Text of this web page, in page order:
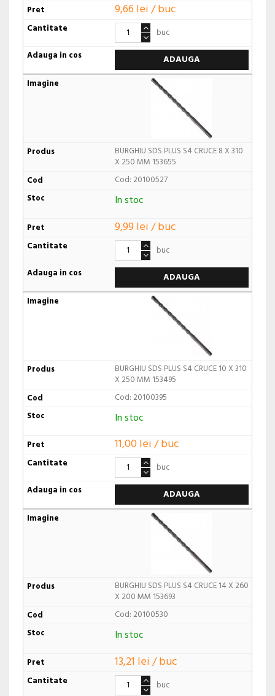
9,66 lei / buc
buc
ADAUGA
BURGHIU SDS PLUS S4 CRUCE 8 X 310
X 250 MM 153655
Cod: 20100527
In stoc
9,99 lei / buc
buc
ADAUGA
BURGHIU SDS PLUS S4 CRUCE 10 X 310
X 250 MM 153495
Cod: 20100395
In stoc
11,00 lei / buc
buc
ADAUGA
BURGHIU SDS PLUS S4 CRUCE 14 X 260
X 200 MM 153693
Cod: 20100530
In stoc
13,21 lei / buc
buc